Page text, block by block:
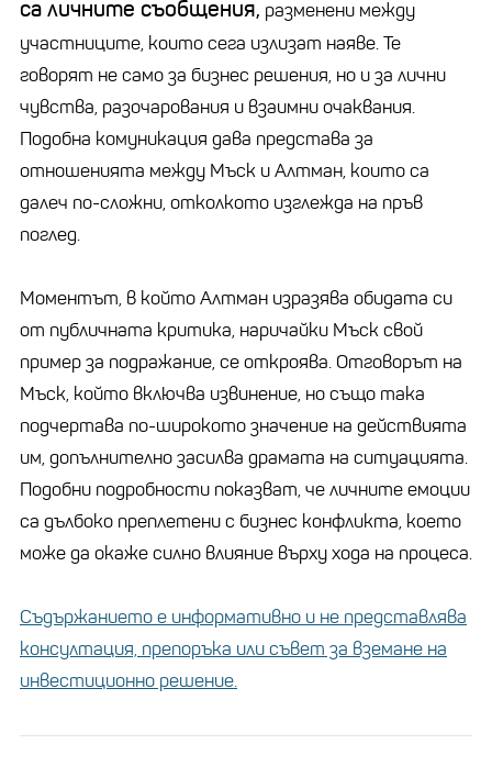
са личните съобщения, разменени между
участниците, които сега излизат наяве. Те
говорят не само за бизнес решения, но и за лични
чувства, разочарования и взаимни очаквания.
Подобна комуникация дава представа за
отношенията между Мъск и Алтман, които са
далеч по-сложни, отколкото изглежда на пръв
поглед.
Моментът, в който Алтман изразява обидата си
от публичната критика, наричайки Мъск свой
пример за подражание, се откроява. Отговорът на
Мъск, който включва извинение, но също така
подчертава по-широкото значение на действията
им, допълнително засилва драмата на ситуацията.
Подобни подробности показват, че личните емоции
са дълбоко преплетени с бизнес конфликта, което
може да окаже силно влияние върху хода на процеса.
Съдържанието е информативно и не представлява
консултация, препоръка или съвет за вземане на
инвестиционно решение.